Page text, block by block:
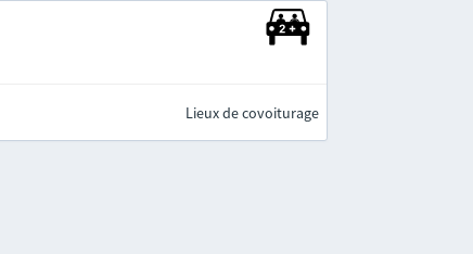
Lieux de covoiturage